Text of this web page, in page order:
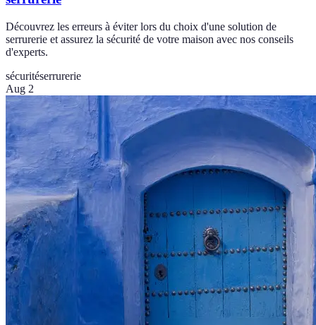
Découvrez les erreurs à éviter lors du choix d'une solution de
serrurerie et assurez la sécurité de votre maison avec nos conseils
d'experts.
sécuritéserrurerie
Aug 2